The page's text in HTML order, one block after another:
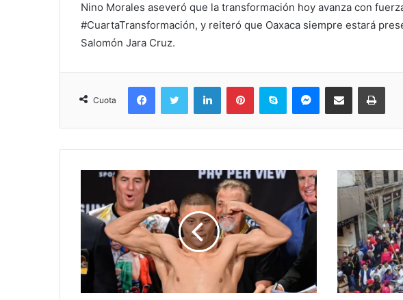
Nino Morales aseveró que la transformación hoy avanza con
#CuartaTransformación, y reiteró que Oaxaca siempre estará
Salomón Jara Cruz.
Cuota
FacebookTwitter LinkedInPinterestSkype MessengerCompartir via correo electrónico